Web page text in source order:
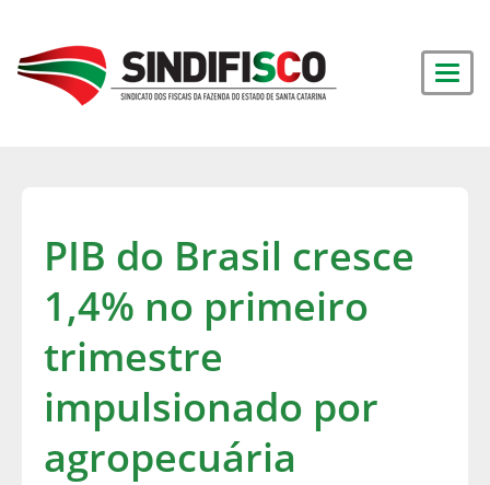
PIB do Brasil cresce
1,4% no primeiro
trimestre
impulsionado por
agropecuária